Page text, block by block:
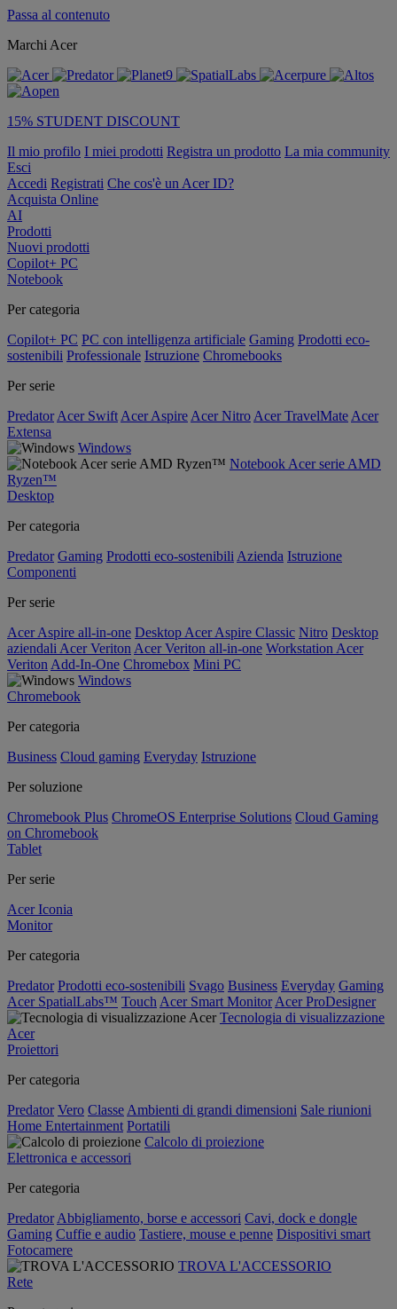
Passa al contenuto
Marchi Acer
15% STUDENT DISCOUNT
Il mio profilo I miei prodotti Registra un prodotto La mia community
Esci
Accedi Registrati Che cos'è un Acer ID?
Acquista Online
AI
Prodotti
Nuovi prodotti
Copilot+ PC
Notebook
Per categoria
Copilot+ PC PC con intelligenza artificiale Gaming Prodotti eco-
sostenibili Professionale Istruzione Chromebooks
Per serie
Predator Acer Swift Acer Aspire Acer Nitro Acer TravelMate Acer
Extensa
Windows
Notebook Acer serie AMD
Ryzen™
Desktop
Per categoria
Predator Gaming Prodotti eco-sostenibili Azienda Istruzione
Componenti
Per serie
Acer Aspire all-in-one Desktop Acer Aspire Classic Nitro Desktop
aziendali Acer Veriton Acer Veriton all-in-one Workstation Acer
Veriton Add-In-One Chromebox Mini PC
Windows
Chromebook
Per categoria
Business Cloud gaming Everyday Istruzione
Per soluzione
Chromebook Plus ChromeOS Enterprise Solutions Cloud Gaming
on Chromebook
Tablet
Per serie
Acer Iconia
Monitor
Per categoria
Predator Prodotti eco-sostenibili Svago Business Everyday Gaming
Acer SpatialLabs™ Touch Acer Smart Monitor Acer ProDesigner
Tecnologia di visualizzazione
Acer
Proiettori
Per categoria
Predator Vero Classe Ambienti di grandi dimensioni Sale riunioni
Home Entertainment Portatili
Calcolo di proiezione
Elettronica e accessori
Per categoria
Predator Abbigliamento, borse e accessori Cavi, dock e dongle
Gaming Cuffie e audio Tastiere, mouse e penne Dispositivi smart
Fotocamere
TROVA L'ACCESSORIO
Rete